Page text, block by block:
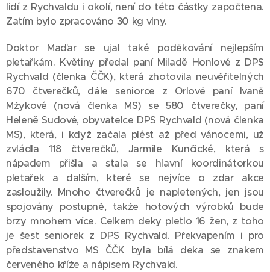
lidí z Rychvaldu i okolí, není do této částky započtena.
Zatím bylo zpracováno 30 kg vlny.
Doktor Maďar se ujal také poděkování nejlepším
pletařkám. Květiny předal paní Miladě Honlové z DPS
Rychvald (členka ČČK), která zhotovila neuvěřitelných
670 čtverečků, dále seniorce z Orlové paní Ivaně
Mžykové (nová členka MS) se 580 čtverečky, paní
Heleně Sudové, obyvatelce DPS Rychvald (nová členka
MS), která, i když začala plést až před vánocemi, už
zvládla 118 čtverečků, Jarmile Kunčické, která s
nápadem přišla a stala se hlavní koordinátorkou
pletařek a dalším, které se nejvíce o zdar akce
zasloužily. Mnoho čtverečků je napletených, jen jsou
spojovány postupně, takže hotových výrobků bude
brzy mnohem více. Celkem deky pletlo 16 žen, z toho
je šest seniorek z DPS Rychvald. Překvapením i pro
představenstvo MS ČČK byla bílá deka se znakem
červeného kříže a nápisem Rychvald.